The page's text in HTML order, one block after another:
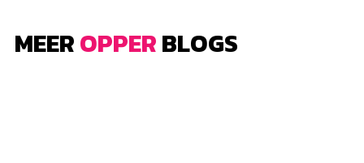
MEEROPPERBLOGS